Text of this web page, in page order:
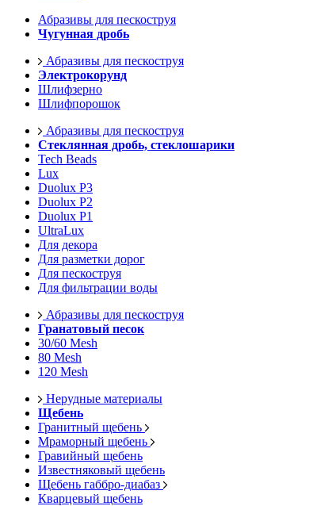
Абразивы для пескоструя
Чугунная дробь
Абразивы для пескоструя
Электрокорунд
Шлифзерно
Шлифпорошок
Абразивы для пескоструя
Стеклянная дробь, стеклошарики
Tech Beads
Lux
Duolux P3
Duolux P2
Duolux P1
UltraLux
Для декора
Для разметки дорог
Для пескоструя
Для фильтрации воды
Абразивы для пескоструя
Гранатовый песок
30/60 Mesh
80 Mesh
120 Mesh
Нерудные материалы
Щебень
Гранитный щебень
Мраморный щебень
Гравийный щебень
Известняковый щебень
Щебень габбро-диабаз
Кварцевый щебень